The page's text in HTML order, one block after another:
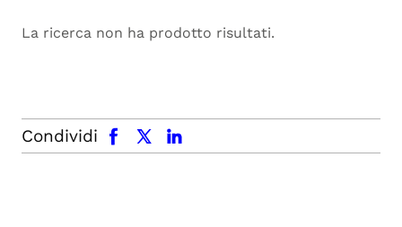
La ricerca non ha prodotto risultati.
Condividi
facebook x.com linkedin